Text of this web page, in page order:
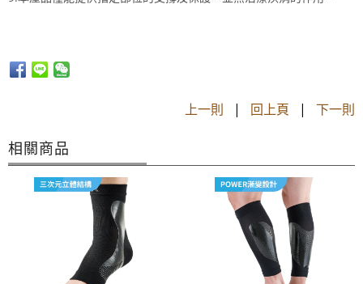
上一則 | 回上頁 | 下一則
相關商品